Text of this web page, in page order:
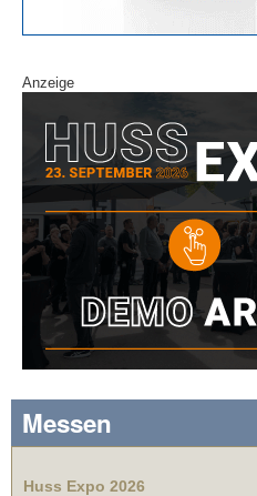
Anzeige
Messen
Huss Expo 2026